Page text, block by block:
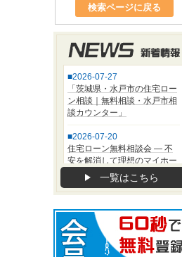
検索ページに戻る
一覧はこちら